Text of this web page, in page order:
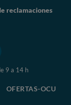
reclamaciones
9 a 14 h
OFERTAS-OCU